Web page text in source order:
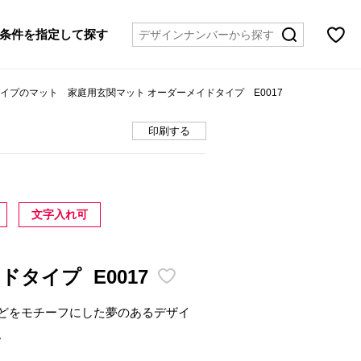
条件を指定して探す
イプのマット 家庭用玄関マット オーダーメイドタイプ E0017
印刷する
文字入れ可
タイプ E0017
をモチーフにした夢のあるデザイ